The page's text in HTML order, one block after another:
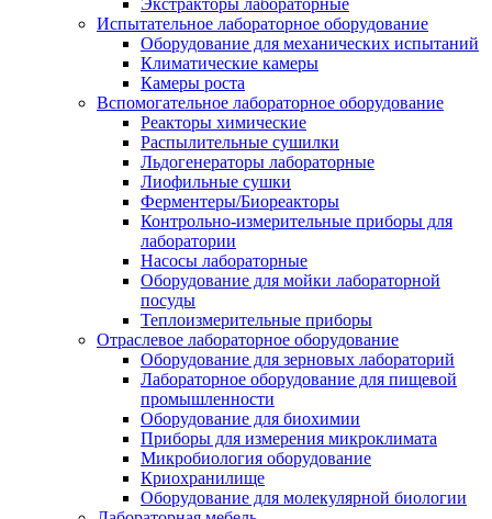
Испытательное лабораторное оборудование
Оборудование для механических испытаний
Климатические камеры
Камеры роста
Вспомогательное лабораторное оборудование
Реакторы химические
Распылительные сушилки
Льдогенераторы лабораторные
Лиофильные сушки
Ферментеры/Биореакторы
Контрольно-измерительные приборы для
лаборатории
Насосы лабораторные
Оборудование для мойки лабораторной
посуды
Теплоизмерительные приборы
Отраслевое лабораторное оборудование
Оборудование для зерновых лабораторий
Лабораторное оборудование для пищевой
промышленности
Оборудование для биохимии
Приборы для измерения микроклимата
Микробиология оборудование
Криохранилище
Оборудование для молекулярной биологии